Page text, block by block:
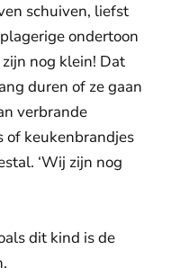
schuiven, liefst
ondertoon
nog klein! Dat
duren of ze gaan
verbrande
of keukenbrandjes
‘Wij zijn nog
dit kind is de